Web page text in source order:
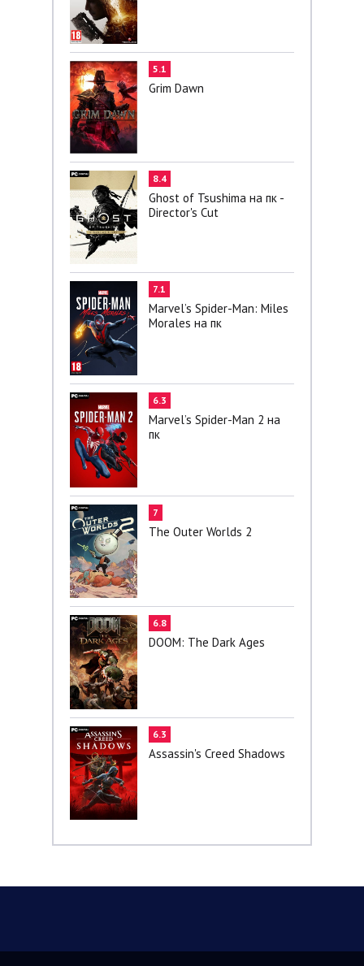
5.1
Grim Dawn
8.4
Ghost of Tsushima на пк -
Director's Cut
7.1
Marvel’s Spider-Man: Miles
Morales на пк
6.3
Marvel’s Spider-Man 2 на
пк
7
The Outer Worlds 2
6.8
DOOM: The Dark Ages
6.3
Assassin's Creed Shadows